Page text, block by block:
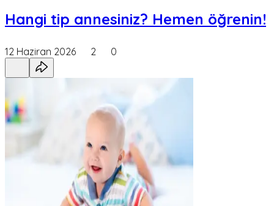
Hangi tip annesiniz? Hemen öğrenin!
12 Haziran 2026 2 0